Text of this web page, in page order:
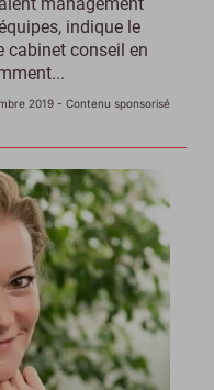
management
indique le
cabinet conseil en
2019 - Contenu sponsorisé